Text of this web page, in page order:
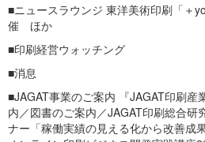
■ニュースラウンジ 東洋美術印刷「＋
催 ほか
■印刷経営ウォッチング
■消息
■JAGAT事業のご案内 『JAGAT印刷産
内／図書のご案内／JAGAT印刷総合研
ナー「稼働実績の見える化から改善成